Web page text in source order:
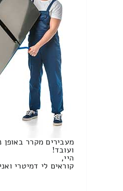
מעבירים מקרר באופן
ועובד!
היי,
קוראים לי דמיטרי